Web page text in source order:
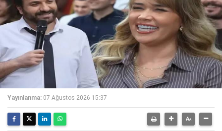
Yayınlanma: 07 Ağustos 2026 15:37